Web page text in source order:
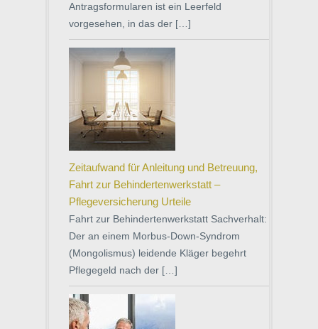
Antragsformularen ist ein Leerfeld
vorgesehen, in das der […]
Zeitaufwand für Anleitung und Betreuung,
Fahrt zur Behindertenwerkstatt –
Pflegeversicherung Urteile
Fahrt zur Behindertenwerkstatt Sachverhalt:
Der an einem Morbus-Down-Syndrom
(Mongolismus) leidende Kläger begehrt
Pflegegeld nach der […]